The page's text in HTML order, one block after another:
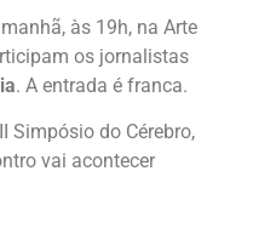
às 19h, na Arte
os jornalistas
. A entrada é franca.
Simpósio do Cérebro,
vai acontecer